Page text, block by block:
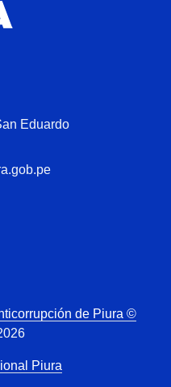
Eduardo
de Piura ©
Piura